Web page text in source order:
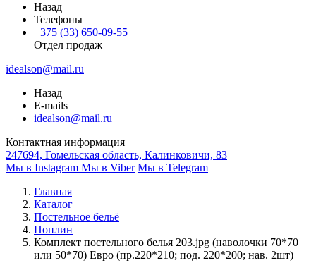
Назад
Телефоны
+375 (33) 650-09-55
Отдел продаж
idealson@mail.ru
Назад
E-mails
idealson@mail.ru
Контактная информация
247694, Гомельская область, Калинковичи, 83
Мы в Instagram Мы в Viber Мы в Telegram
Главная
Каталог
Постельное бельё
Поплин
Комплект постельного белья 203.jpg (наволочки 70*70
или 50*70) Евро (пр.220*210; под. 220*200; нав. 2шт)